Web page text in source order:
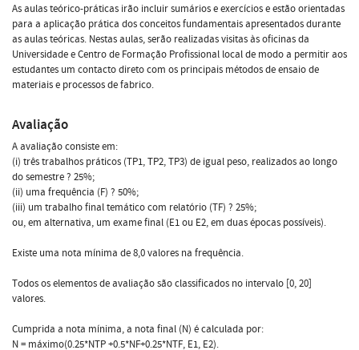
As aulas teórico-práticas irão incluir sumários e exercícios e estão orientadas
para a aplicação prática dos conceitos fundamentais apresentados durante
as aulas teóricas. Nestas aulas, serão realizadas visitas às oficinas da
Universidade e Centro de Formação Profissional local de modo a permitir aos
estudantes um contacto direto com os principais métodos de ensaio de
materiais e processos de fabrico.
Avaliação
A avaliação consiste em:
(i) três trabalhos práticos (TP1, TP2, TP3) de igual peso, realizados ao longo
do semestre ? 25%;
(ii) uma frequência (F) ? 50%;
(iii) um trabalho final temático com relatório (TF) ? 25%;
ou, em alternativa, um exame final (E1 ou E2, em duas épocas possíveis).
Existe uma nota mínima de 8,0 valores na frequência.
Todos os elementos de avaliação são classificados no intervalo [0, 20]
valores.
Cumprida a nota mínima, a nota final (N) é calculada por:
N = máximo(0.25*NTP +0.5*NF+0.25*NTF, E1, E2).